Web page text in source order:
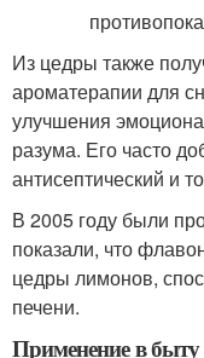
Из цедры также
ароматерапии для
улучшения
разума. Его часто
антисептический и
В 2005 году были
показали, что
цедры лимонов,
печени.
Применение в быту